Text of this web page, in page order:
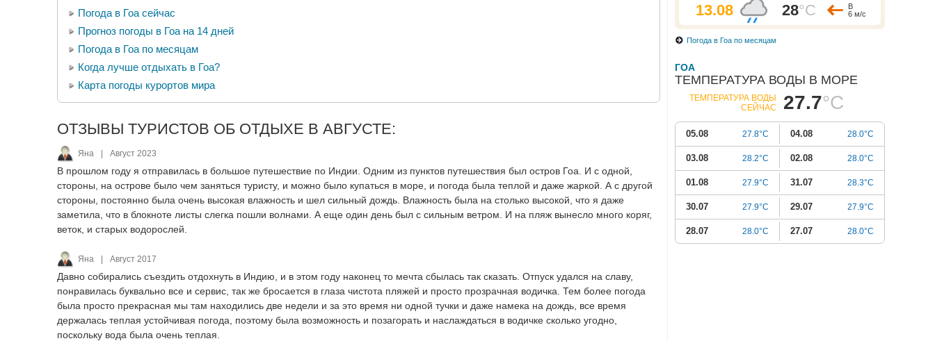
Погода в Гоа сейчас
Прогноз погоды в Гоа на 14 дней
Погода в Гоа по месяцам
Когда лучше отдыхать в Гоа?
Карта погоды курортов мира
ОТЗЫВЫ ТУРИСТОВ ОБ ОТДЫХЕ В АВГУСТЕ:
Яна | Август 2023
В прошлом году я отправилась в большое путешествие по Индии. Одним из пунктов путешествия был остров Гоа. И с одной,
стороны, на острове было чем заняться туристу, и можно было купаться в море, и погода была теплой и даже жаркой. А с другой
стороны, постоянно была очень высокая влажность и шел сильный дождь. Влажность была на столько высокой, что я даже
заметила, что в блокноте листы слегка пошли волнами. А еще один день был с сильным ветром. И на пляж вынесло много коряг,
веток, и старых водорослей.
Яна | Август 2017
Давно собирались съездить отдохнуть в Индию, и в этом году наконец то мечта сбылась так сказать. Отпуск удался на славу,
понравилась буквально все и сервис, так же бросается в глаза чистота пляжей и просто прозрачная водичка. Тем более погода
была просто прекрасная мы там находились две недели и за это время ни одной тучки и даже намека на дождь, все время
держалась теплая устойчивая погода, поэтому была возможность и позагорать и наслаждаться в водичке сколько угодно,
поскольку вода была очень теплая.
13.08 28°C
В
6 м/с
Погода в Гоа по месяцам
ГОА
ТЕМПЕРАТУРА ВОДЫ В МОРЕ
ТЕМПЕРАТУРА ВОДЫ
СЕЙЧАС
27.7°C
05.08 27.8°C 04.08 28.0°C
03.08 28.2°C 02.08 28.0°C
01.08 27.9°C 31.07 28.3°C
30.07 27.9°C 29.07 27.9°C
28.07 28.0°C 27.07 28.0°C